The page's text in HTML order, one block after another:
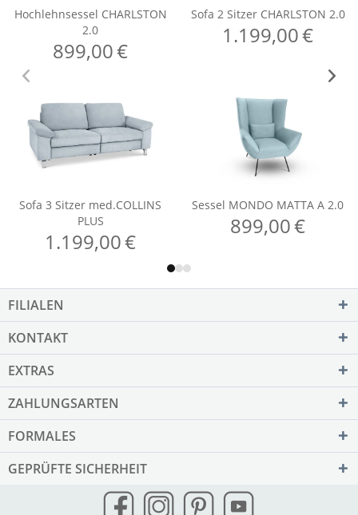
FILIALEN
KONTAKT
EXTRAS
ZAHLUNGSARTEN
FORMALES
GEPRÜFTE SICHERHEIT